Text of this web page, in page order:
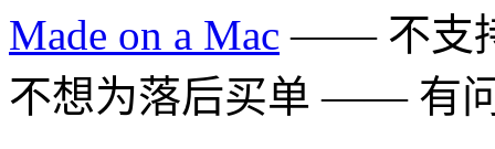
Made on a Mac —— 不支
不想为落后买单 —— 有